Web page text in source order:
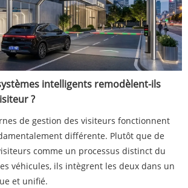
intelligents remodèlent-ils
?
de gestion des visiteurs fonctionnent
différente. Plutôt que de
comme un processus distinct du
véhicules, ils intègrent les deux dans un
et unifié.